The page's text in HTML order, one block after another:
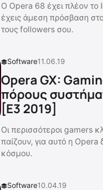
Ο Opera 68 έχει πλέον
έχεις άμεση πρόσβαση
τους followers σου.
Software11.06.19
Opera GX:
πόρους
[E3 2019]
Οι περισσότεροι gamers
παίζουν, για αυτό η
κόσμου.
Software10.04.19